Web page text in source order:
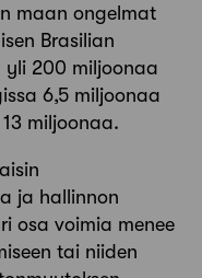
maan ongelmat
Brasilian
yli 200 miljoonaa
6,5 miljoonaa
miljoonaa.
ja hallinnon
osa voimia menee
tai niiden